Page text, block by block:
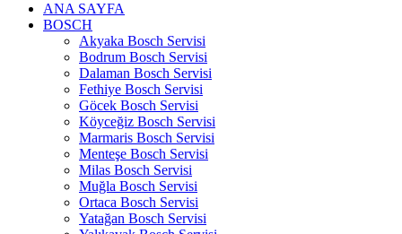
ANA SAYFA
BOSCH
Akyaka Bosch Servisi
Bodrum Bosch Servisi
Dalaman Bosch Servisi
Fethiye Bosch Servisi
Göcek Bosch Servisi
Köyceğiz Bosch Servisi
Marmaris Bosch Servisi
Menteşe Bosch Servisi
Milas Bosch Servisi
Muğla Bosch Servisi
Ortaca Bosch Servisi
Yatağan Bosch Servisi